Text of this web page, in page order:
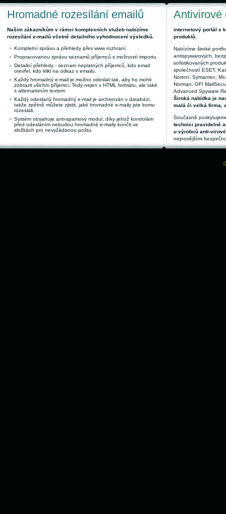
Hromadné rozesílání emailů
Našim zákazníkům v rámci komplexních služeb nabízíme
rozesílání e-mailů včetně detailního vyhodnocení výsledků.
Kompletní správu a přehledy přes www rozhraní.
Propracovanou správu seznamů příjemců s možností importu.
Detailní přehledy - seznam neplatných příjemců, kdo email
otevřel, kdo klikl na odkaz v emailu.
Každý hromadný e-mail je možno odeslat tak, aby ho mohli
zobrazit všichni příjemci. Tedy nejen v HTML formátu, ale také
s alternativním textem
Každý odeslaný hromadný e-mail je archivován v databázi,
takže zpětně můžete zjistit, jaké hromadné e-maily jste komu
rozeslali.
Systém obsahuje anti-spamový modul, díky jehož kontrolám
před odesláním nebudou hromadné e-maily končit ve
složkách pro nevyžádanou poštu.
Antivirové
internetový portál s
produktů.
Nabízíme široké
antispywarových,
sofistikovaných
společností ESET,
Norton, Symantec,
Norman, GFI
Advanced Spyware
Široká nabídka je
malá či velká firma,
Současně
technici pravidelně
u výrobců anti-
nejnovějšími